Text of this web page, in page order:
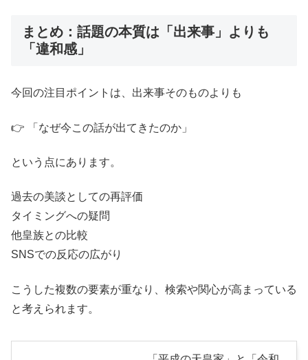
まとめ：話題の本質は「出来事」よりも
「違和感」
今回の注目ポイントは、出来事そのものよりも
👉 「なぜ今この話が出てきたのか」
という点にあります。
過去の美談としての再評価
タイミングへの疑問
他皇族との比較
SNSでの反応の広がり
こうした複数の要素が重なり、検索や関心が高まっている
と考えられます。